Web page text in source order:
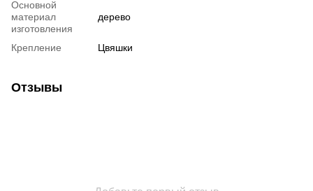
Основной
материал
изготовления
дерево
Крепление Цвяшки
Отзывы